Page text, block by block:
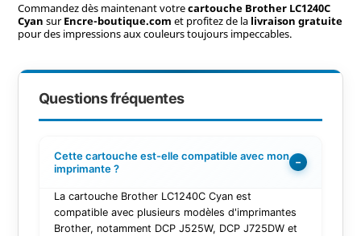
Commandez dès maintenant votrecartouche Brother LC1240C
Cyan surEncre-boutique.com et profitez de la livraison gratuite
pour des impressions aux couleurs toujours impeccables.
Questions fréquentes
Cette cartouche est-elle compatible avec mon
imprimante ?
−
La cartouche Brother LC1240C Cyan est
compatible avec plusieurs modèles d'imprimantes
Brother, notamment DCP J525W, DCP J725DW et